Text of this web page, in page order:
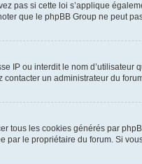
pas si cette loi s’applique
que le phpBB Group ne peut
IP ou interdit le nom
contacter un administrateur du
tous les cookies générés par
par le propriétaire du forum. Si